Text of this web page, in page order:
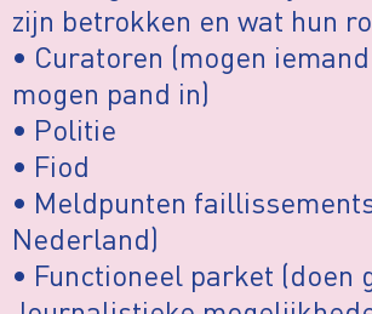
zijn betrokken en wat hun
• Curatoren (mogen
mogen pand in)
• Politie
• Fiod
• Meldpunten
Nederland)
• Functioneel parket (doen